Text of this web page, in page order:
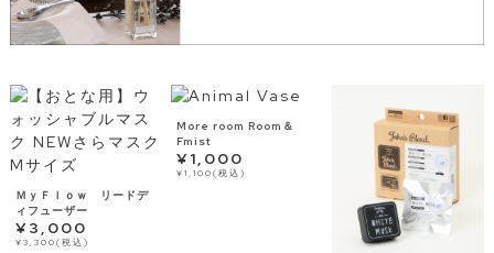
ＭｙＦｌｏｗ リードデ
ィフューザー
¥3,000
¥3,300(税込)
More room Room＆
Fmist
¥1,000
¥1,100(税込)